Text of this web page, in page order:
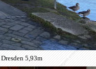
5,93m